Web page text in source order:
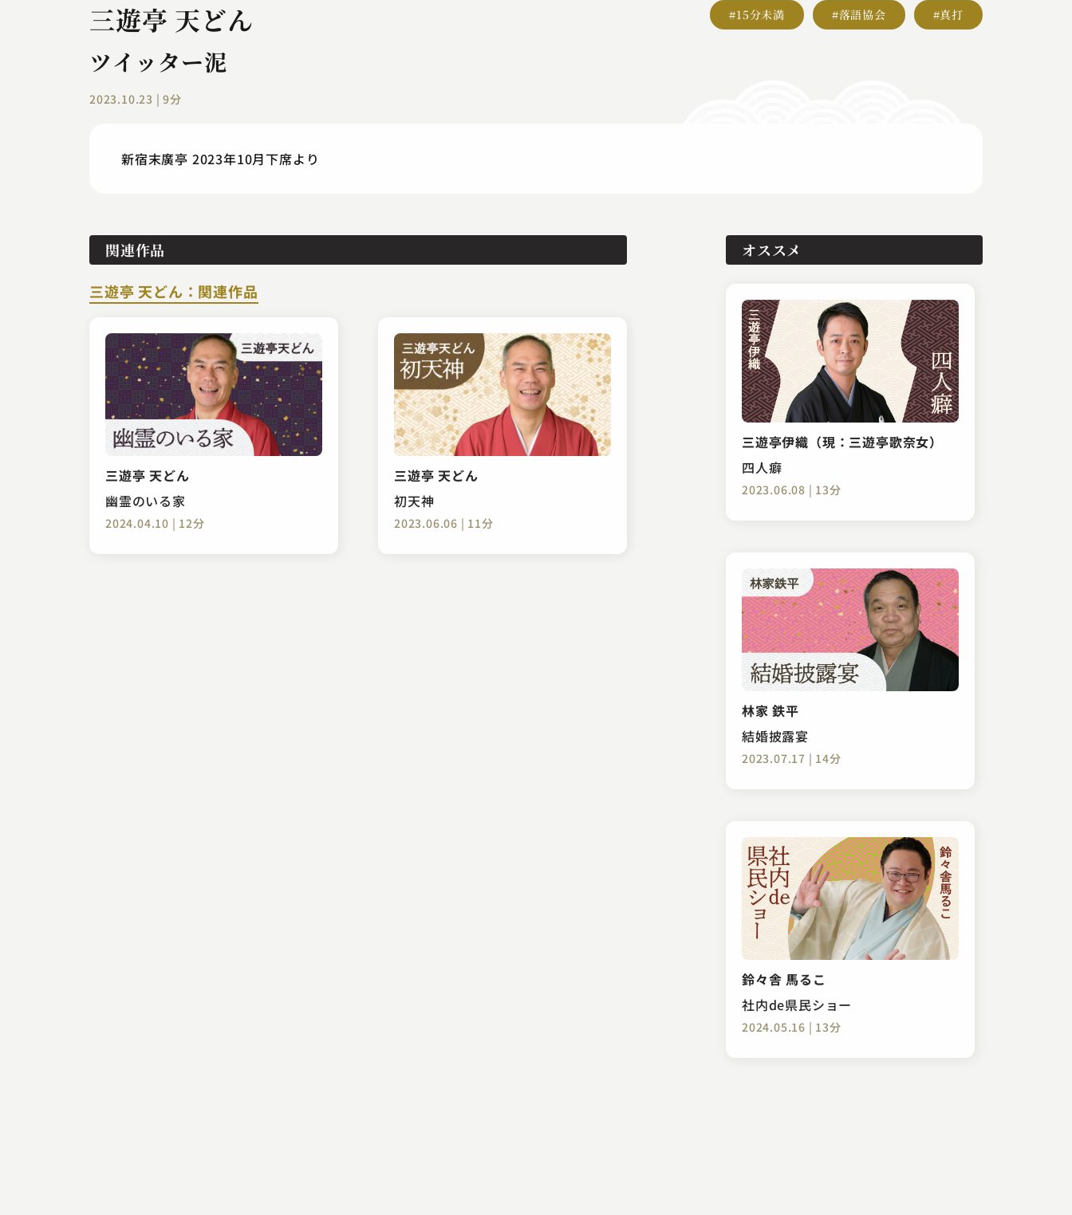
三遊亭 天どん
ツイッター泥
2023.10.23 | 9分
#15分未満 #落語協会 #真打
新宿末廣亭 2023年10月下席より
関連作品
三遊亭 天どん：関連作品
三遊亭 天どん
幽霊のいる家
2024.04.10 | 12分
三遊亭 天どん
初天神
2023.06.06 | 11分
オススメ
三遊亭伊織（現：三遊亭歌奈女）
四人癖
2023.06.08 | 13分
林家 鉄平
結婚披露宴
2023.07.17 | 14分
鈴々舎 馬るこ
社内de県民ショー
2024.05.16 | 13分